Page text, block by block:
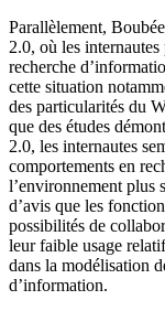
Parallèlement,
2.0, où les
recherche
cette situation
des particularités du
que des études
2.0, les internautes
comportements en
l’environnement plus
d’avis que les
possibilités de
leur faible usage
dans la modélisation
d’information.